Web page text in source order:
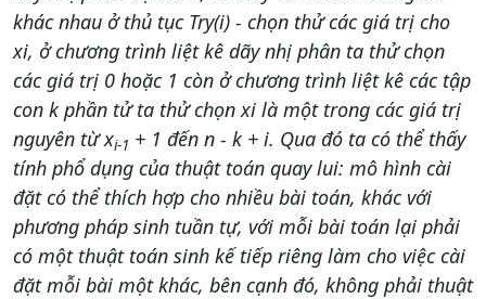
khác nhau ở thủ tục Try(i) - chọn thử các giá trị cho
xi, ở chương trình liệt kê dãy nhị phân ta thử chọn
các giá trị 0 hoặc 1 còn ở chương trình liệt kê các tập
con k phần tử ta thử chọn xi là một trong các giá trị
nguyên từ xi-1 + 1 đến n - k + i. Qua đó ta có thể thấy
tính phổ dụng của thuật toán quay lui: mô hình cài
đặt có thể thích hợp cho nhiều bài toán, khác với
phương pháp sinh tuần tự, với mỗi bài toán lại phải
có một thuật toán sinh kế tiếp riêng làm cho việc cài
đặt mỗi bài một khác, bên cạnh đó, không phải thuật